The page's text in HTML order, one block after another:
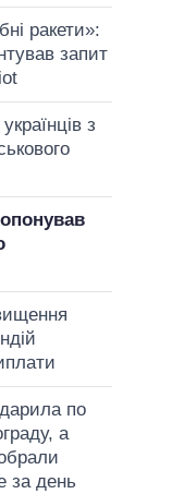
ракети»:
запит
з
по
а
за день